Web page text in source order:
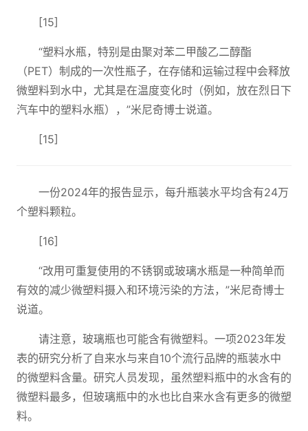
[15]
“塑料水瓶，特别是由聚对苯二甲酸乙二醇酯
（PET）制成的一次性瓶子，在存储和运输过程中会释放
微塑料到水中，尤其是在温度变化时（例如，放在烈日下
汽车中的塑料水瓶），”米尼奇博士说道。
[15]
一份2024年的报告显示，每升瓶装水平均含有24万
个塑料颗粒。
[16]
“改用可重复使用的不锈钢或玻璃水瓶是一种简单而
有效的减少微塑料摄入和环境污染的方法，”米尼奇博士
说道。
请注意，玻璃瓶也可能含有微塑料。一项2023年发
表的研究分析了自来水与来自10个流行品牌的瓶装水中
的微塑料含量。研究人员发现，虽然塑料瓶中的水含有的
微塑料最多，但玻璃瓶中的水也比自来水含有更多的微塑
料。